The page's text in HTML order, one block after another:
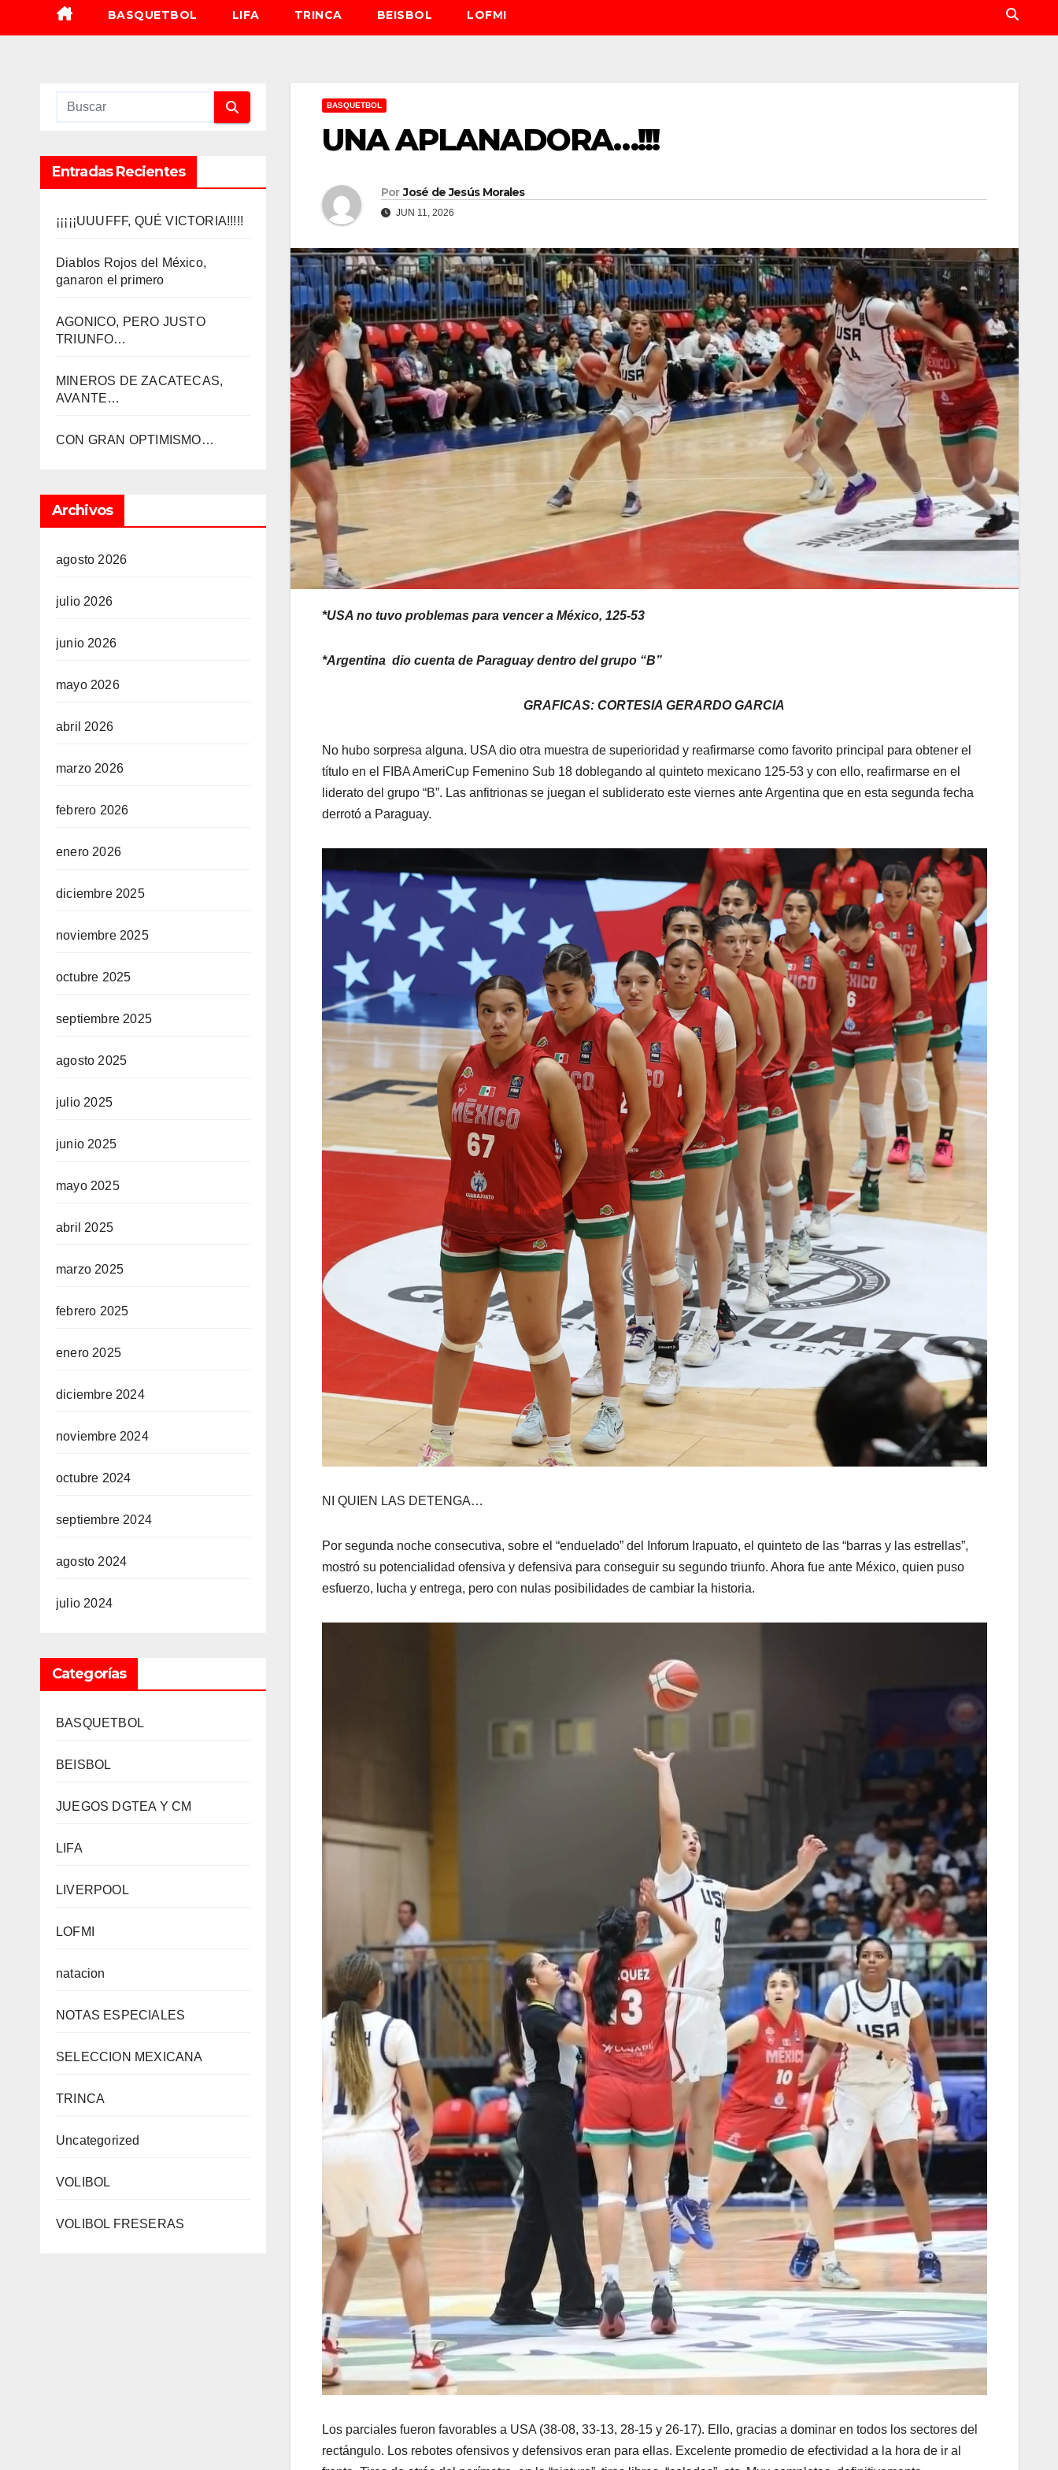
BASQUETBOL LIFA TRINCA BEISBOL LOFMI
Entradas Recientes
¡¡¡¡¡UUUFFF, QUÉ VICTORIA!!!!!
Diablos Rojos del México,
ganaron el primero
AGONICO, PERO JUSTO
TRIUNFO…
MINEROS DE ZACATECAS,
AVANTE…
CON GRAN OPTIMISMO…
Archivos
agosto 2026
julio 2026
junio 2026
mayo 2026
abril 2026
marzo 2026
febrero 2026
enero 2026
diciembre 2025
noviembre 2025
octubre 2025
septiembre 2025
agosto 2025
julio 2025
junio 2025
mayo 2025
abril 2025
marzo 2025
febrero 2025
enero 2025
diciembre 2024
noviembre 2024
octubre 2024
septiembre 2024
agosto 2024
julio 2024
Categorías
BASQUETBOL
BEISBOL
JUEGOS DGTEA Y CM
LIFA
LIVERPOOL
LOFMI
natacion
NOTAS ESPECIALES
SELECCION MEXICANA
TRINCA
Uncategorized
VOLIBOL
VOLIBOL FRESERAS
BASQUETBOL
UNA APLANADORA…!!!
Por José de Jesús Morales
JUN 11, 2026
*USA no tuvo problemas para vencer a México, 125-53
*Argentina dio cuenta de Paraguay dentro del grupo “B”
GRAFICAS: CORTESIA GERARDO GARCIA
No hubo sorpresa alguna. USA dio otra muestra de superioridad y reafirmarse como favorito principal para obtener el
título en el FIBA AmeriCup Femenino Sub 18 doblegando al quinteto mexicano 125-53 y con ello, reafirmarse en el
liderato del grupo “B”. Las anfitrionas se juegan el subliderato este viernes ante Argentina que en esta segunda fecha
derrotó a Paraguay.
NI QUIEN LAS DETENGA…
Por segunda noche consecutiva, sobre el “enduelado” del Inforum Irapuato, el quinteto de las “barras y las estrellas”,
mostró su potencialidad ofensiva y defensiva para conseguir su segundo triunfo. Ahora fue ante México, quien puso
esfuerzo, lucha y entrega, pero con nulas posibilidades de cambiar la historia.
Los parciales fueron favorables a USA (38-08, 33-13, 28-15 y 26-17). Ello, gracias a dominar en todos los sectores del
rectángulo. Los rebotes ofensivos y defensivos eran para ellas. Excelente promedio de efectividad a la hora de ir al